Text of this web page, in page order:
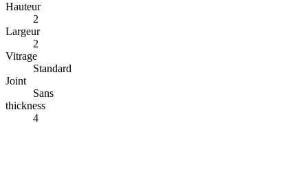
Hauteur
2
Largeur
2
Vitrage
Standard
Joint
Sans
thickness
4